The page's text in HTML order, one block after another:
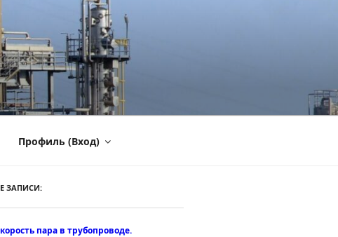
Профиль (Вход)
ЗАПИСИ:
пара в трубопроводе.